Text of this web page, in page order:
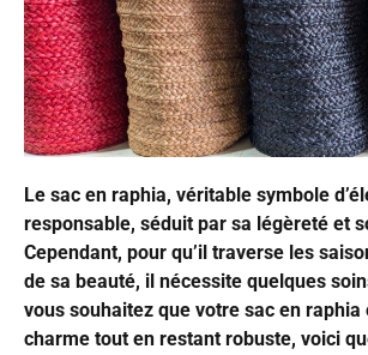
Le sac en raphia, véritable symbole
responsable, séduit par sa légèreté et
Cependant, pour qu’il traverse les
de sa beauté, il nécessite quelques
vous souhaitez que votre sac en raphia
charme tout en restant robuste, voici